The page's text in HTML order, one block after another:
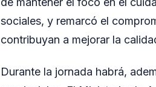
sociales, y remarcó el
contribuyan a mejorar la
Durante la jornada habrá,